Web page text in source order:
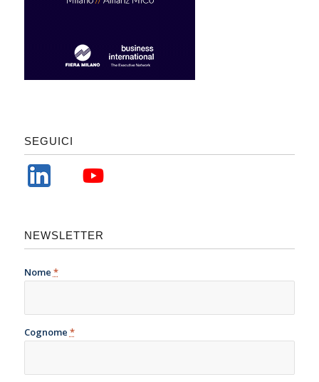
SEGUICI
NEWSLETTER
Nome *
Cognome *